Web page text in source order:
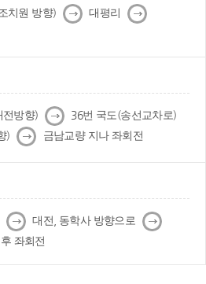
치원 방향) 다
음
대평리
다
음
전방향) 다
음
36번 국도(송선교차로)
) 다
음
금남교량 지나 좌회전
다
음
대전, 동학사 방향으로 다
음
좌회전